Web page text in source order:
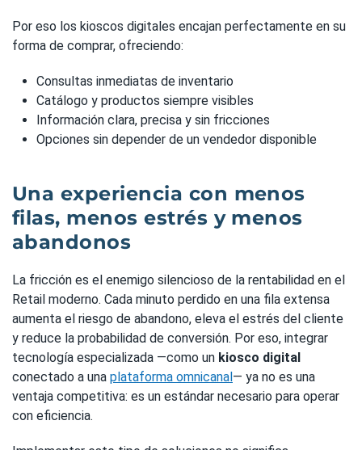
Por eso los kioscos digitales encajan perfectamente en su
forma de comprar, ofreciendo:
Consultas inmediatas de inventario
Catálogo y productos siempre visibles
Información clara, precisa y sin fricciones
Opciones sin depender de un vendedor disponible
Una experiencia con menos
filas, menos estrés y menos
abandonos
La fricción es el enemigo silencioso de la rentabilidad en el
Retail moderno. Cada minuto perdido en una fila extensa
aumenta el riesgo de abandono, eleva el estrés del cliente
y reduce la probabilidad de conversión. Por eso, integrar
tecnología especializada —como un kiosco digital
conectado a una plataforma omnicanal— ya no es una
ventaja competitiva: es un estándar necesario para operar
con eficiencia.